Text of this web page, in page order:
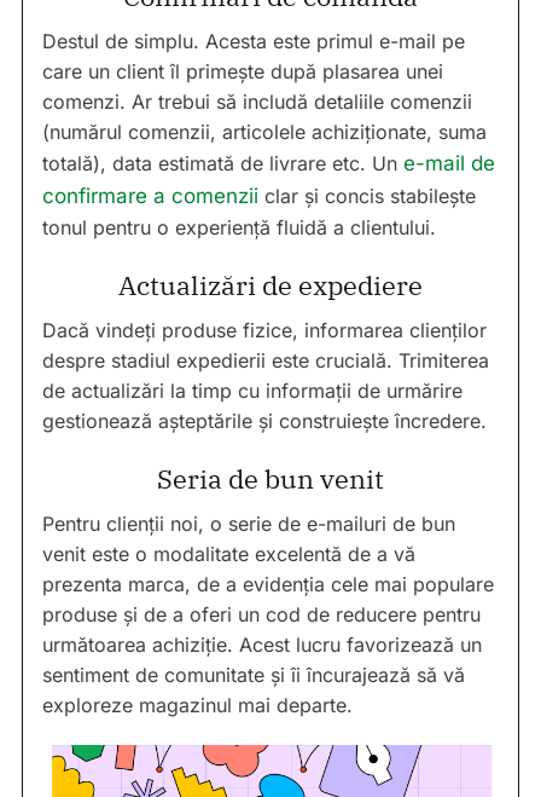
Destul de simplu. Acesta este primul e-mail pe
care un client îl primește după plasarea unei
comenzi. Ar trebui să includă detaliile comenzii
(numărul comenzii, articolele achiziționate, suma
totală), data estimată de livrare etc. Un e-mail de
confirmare a comenzii clar și concis stabilește
tonul pentru o experiență fluidă a clientului.
Actualizări de expediere
Dacă vindeți produse fizice, informarea clienților
despre stadiul expedierii este crucială. Trimiterea
de actualizări la timp cu informații de urmărire
gestionează așteptările și construiește încredere.
Seria de bun venit
Pentru clienții noi, o serie de e-mailuri de bun
venit este o modalitate excelentă de a vă
prezenta marca, de a evidenția cele mai populare
produse și de a oferi un cod de reducere pentru
următoarea achiziție. Acest lucru favorizează un
sentiment de comunitate și îi încurajează să vă
exploreze magazinul mai departe.